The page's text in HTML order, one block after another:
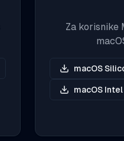
Za korisnike
macOS
macOS Intel